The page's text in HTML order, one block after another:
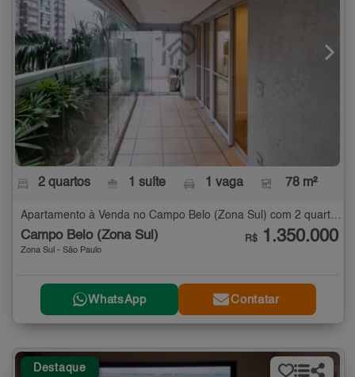
2 quartos 1 suíte 1 vaga 78 m²
Apartamento à Venda no Campo Belo (Zona Sul) com 2 quartos - 78 m²
Campo Belo (Zona Sul)
Zona Sul - São Paulo
R$ 1.350.000
WhatsApp Contatar
Destaque